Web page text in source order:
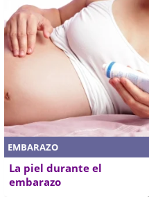
EMBARAZO
La piel durante el
embarazo